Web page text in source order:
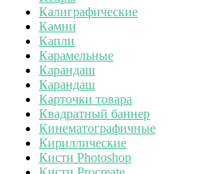
Калиграфические
Камни
Капли
Карамельные
Карандаш
Карандаш
Карточки товара
Квадратный баннер
Кинематографичные
Кириллические
Кисти Photoshop